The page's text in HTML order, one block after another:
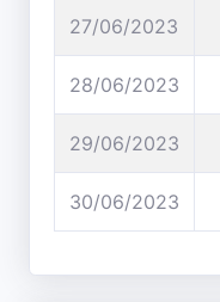
27/06/2023
28/06/2023
29/06/2023
30/06/2023